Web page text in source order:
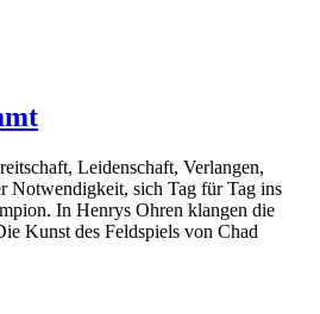
Leidenschaft, Verlangen,
Notwendigkeit, sich Tag für Tag ins
In Henrys Ohren klangen die
Kunst des Feldspiels von Chad